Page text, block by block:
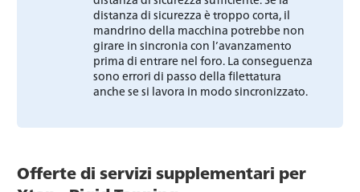
distanza di sicurezza è troppo corta, il
mandrino della macchina potrebbe non
girare in sincronia con l’avanzamento
prima di entrare nel foro. La conseguenza
sono errori di passo della filettatura
anche se si lavora in modo sincronizzato.
Offerte di servizi supplementari per